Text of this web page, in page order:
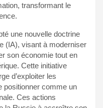
transformant le
une nouvelle doctrine
(IA), visant à moderniser
son économie tout en
Cette initiative
d’exploiter les
positionner comme un
Ces actions